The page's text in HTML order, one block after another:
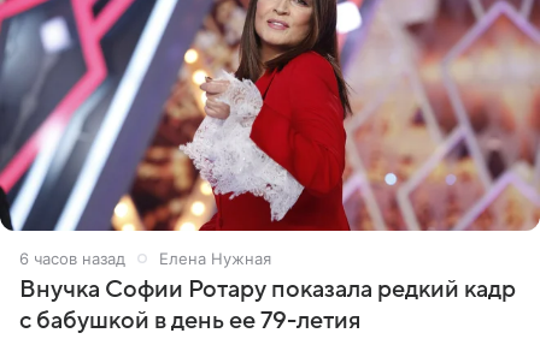
6 часов назад Елена Нужная
Внучка Софии Ротару показала редкий кадр
с бабушкой в день ее 79-летия